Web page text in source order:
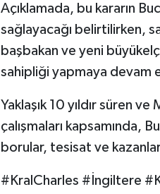
Açıklamada, bu kararın
sağlayacağı belirtilirken,
başbakan ve yeni
sahipliği yapmaya devam
Yaklaşık 10 yıldır süren
çalışmaları kapsamında,
borular, tesisat ve
#KralCharles #İngiltere